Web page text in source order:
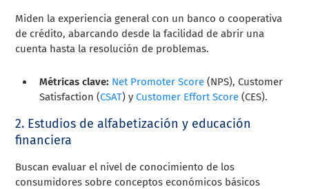
Miden la experiencia general con un banco o cooperativa
de crédito, abarcando desde la facilidad de abrir una
cuenta hasta la resolución de problemas.
Métricas clave: Net Promoter Score (NPS), Customer
Satisfaction (CSAT) yCustomer Effort Score (CES).
2. Estudios de alfabetización y educación
financiera
Buscan evaluar el nivel de conocimiento de los
consumidores sobre conceptos económicos básicos